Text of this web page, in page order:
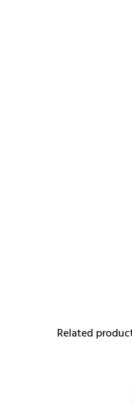
Related